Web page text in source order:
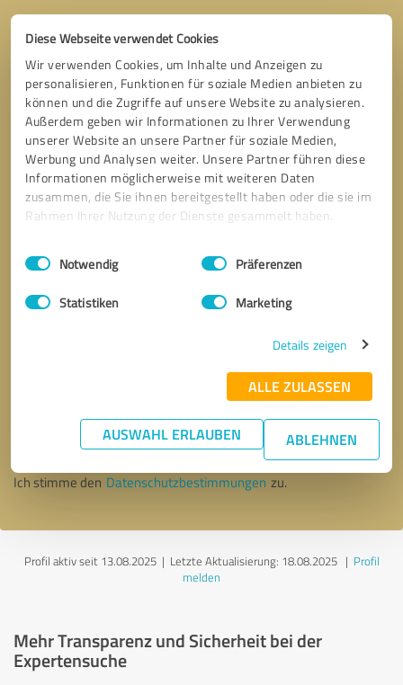
Diese Webseite verwendet Cookies
Wir verwenden Cookies, um Inhalte und Anzeigen zu
personalisieren, Funktionen für soziale Medien anbieten zu
können und die Zugriffe auf unsere Website zu analysieren.
Außerdem geben wir Informationen zu Ihrer Verwendung
unserer Website an unsere Partner für soziale Medien,
Werbung und Analysen weiter. Unsere Partner führen diese
Informationen möglicherweise mit weiteren Daten
zusammen, die Sie ihnen bereitgestellt haben oder die sie im
Rahmen Ihrer Nutzung der Dienste gesammelt haben.
Impressum Datenschutzbestimmungen
Einwilligungsauswahl
Notwendig Präferenzen
Statistiken Marketing
Details zeigen
ALLE ZULASSEN
AUSWAHL ERLAUBEN ABLEHNEN
* Erforderliche Angaben
Nachricht senden
Ich stimme den Datenschutzbestimmungen zu.
Profil aktiv seit 13.08.2025 | Letzte Aktualisierung: 18.08.2025| Profil
melden
Mehr Transparenz und Sicherheit bei der
Expertensuche